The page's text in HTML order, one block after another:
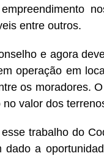
entre outros.
e agora
operação em
os moradores.
valor dos
trabalho do
a